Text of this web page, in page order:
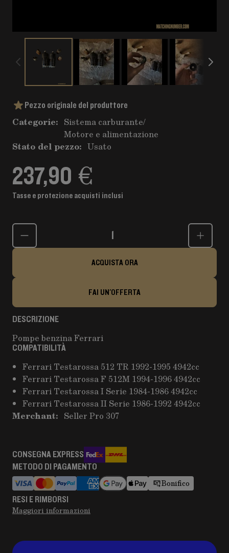
Pezzo originale del produttore
Categorie: Sistema carburante/
Motore e alimentazione
Stato del pezzo: Usato
237,90 €
Tasse e protezione acquisti inclusi
Quantità
ACQUISTA ORA
FAI UN'OFFERTA
DESCRIZIONE
Pompe benzina Ferrari
COMPATIBILITÀ
Ferrari Testarossa 512 TR 1992-1995 4942cc
Ferrari Testarossa F 512M 1994-1996 4942cc
Ferrari Testarossa I Serie 1984-1986 4942cc
Ferrari Testarossa II Serie 1986-1992 4942cc
Merchant: Seller Pro 307
CONSEGNA EXPRESS
METODO DI PAGAMENTO
Bonifico
RESI E RIMBORSI
Maggiori informazioni